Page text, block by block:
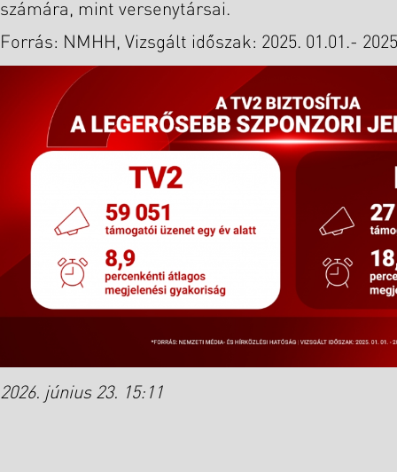
számára, mint versenytársai.
Forrás: NMHH, Vizsgált időszak: 2025. 01.01.-
2026. június 23. 15:11